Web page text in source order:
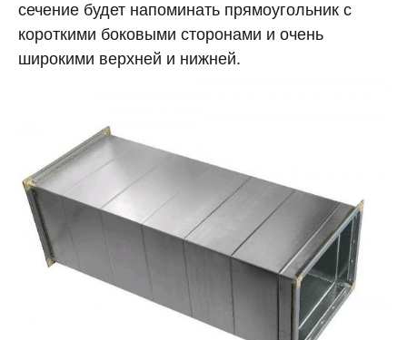
сечение будет напоминать прямоугольник с
короткими боковыми сторонами и очень
широкими верхней и нижней.